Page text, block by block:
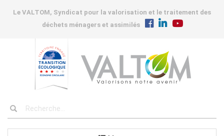
Le VALTOM, Syndicat pour la valorisation et le traitement des
déchets ménagers et assimilés